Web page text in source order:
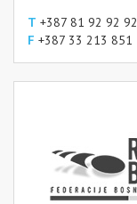
T +387 81 92 92 92
F +387 33 213 851